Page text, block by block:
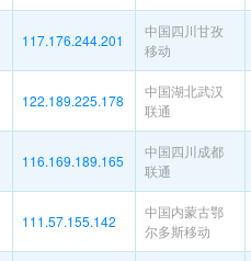
117.176.244.201
中国四川甘孜
移动
122.189.225.178
中国湖北武汉
联通
116.169.189.165
中国四川成都
联通
111.57.155.142
中国内蒙古鄂
尔多斯移动